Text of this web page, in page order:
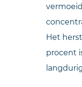
Het
procent